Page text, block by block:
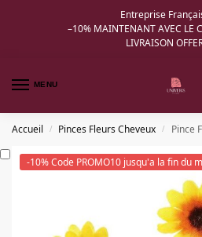
Entreprise
–10% MAINTENANT AVEC LE
LIVRAISON
MENU
Accueil / Pinces Fleurs Cheveux / Pince
-10% Code PROMO10 jusqu'a la fin du